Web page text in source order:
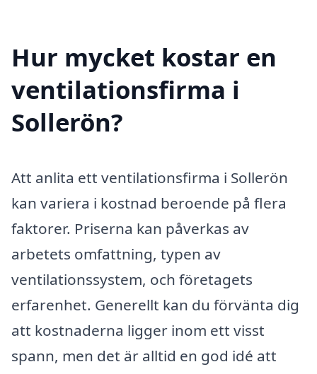
Hur mycket kostar en
ventilationsfirma i
Sollerön?
Att anlita ett ventilationsfirma i Sollerön
kan variera i kostnad beroende på flera
faktorer. Priserna kan påverkas av
arbetets omfattning, typen av
ventilationssystem, och företagets
erfarenhet. Generellt kan du förvänta dig
att kostnaderna ligger inom ett visst
spann, men det är alltid en god idé att